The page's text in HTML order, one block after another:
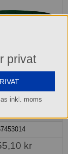
kr
privat
inkl. moms